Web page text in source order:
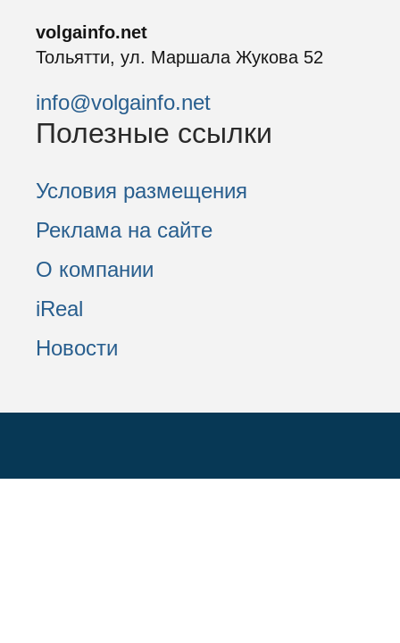
volgainfo.net
Тольятти, ул. Маршала Жукова 52
info@volgainfo.net
Полезные ссылки
Условия размещения
Реклама на сайте
О компании
iReal
Новости